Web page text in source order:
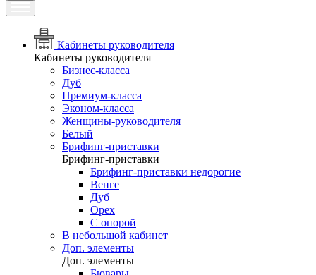
Кабинеты руководителя
Кабинеты руководителя
Бизнес-класса
Дуб
Премиум-класса
Эконом-класса
Женщины-руководителя
Белый
Брифинг-приставки
Брифинг-приставки
Брифинг-приставки недорогие
Венге
Дуб
Орех
С опорой
В небольшой кабинет
Доп. элементы
Доп. элементы